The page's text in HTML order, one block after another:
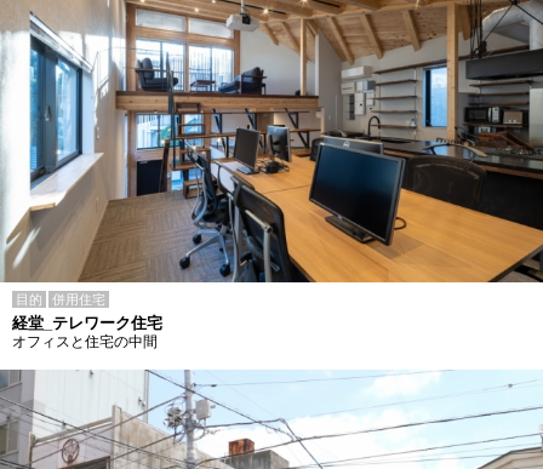
目的 併用住宅
経堂_テレワーク住宅
オフィスと住宅の中間